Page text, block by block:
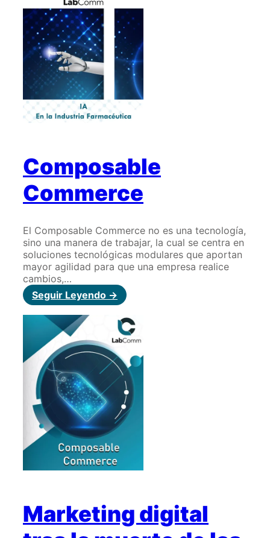
Farmacéutica
Composable
Commerce
El Composable Commerce no es una tecnología,
sino una manera de trabajar, la cual se centra en
soluciones tecnológicas modulares que aportan
mayor agilidad para que una empresa realice
cambios,…
Seguir Leyendo ->
Composable
Commerce
Marketing digital